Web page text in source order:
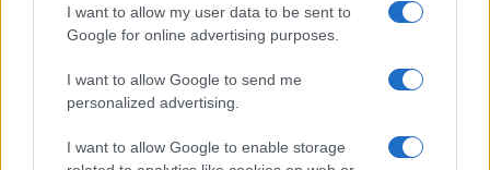
I want to allow my user data to be sent to
Google for online advertising purposes.
I want to allow Google to send me
personalized advertising.
I want to allow Google to enable storage